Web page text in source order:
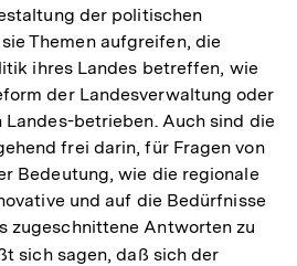
der politischen
Themen aufgreifen, die
ihres Landes betreffen, wie
der Landesverwaltung oder
betrieben. Auch sind die
frei darin, für Fragen von
Bedeutung, wie die regionale
und auf die Bedürfnisse
zugeschnittene Antworten zu
sich sagen, daß sich der